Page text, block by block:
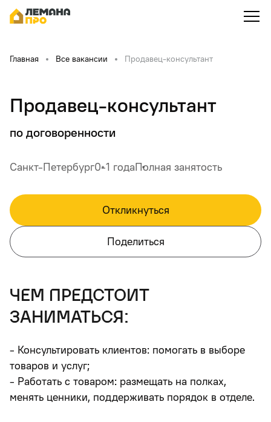
Главная Все вакансии Продавец-консультант
Продавец-консультант
по договоренности
Санкт-Петербург0-1 годаПолная занятость
Откликнуться
Поделиться
чем предстоит
заниматься:
- Консультировать клиентов: помогать в выборе
товаров и услуг;
- Работать с товаром: размещать на полках,
менять ценники, поддерживать порядок в отделе.